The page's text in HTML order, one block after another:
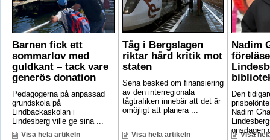
Barnen fick ett
sommarlov med
guldkant – tack vare
generös donation
Pedagogerna på anpassad
grundskola på
Lindbackaskolan i
Lindesberg ville ge sina ...
Visa hela artikeln
Tåg i Bergslagen
riktar hård kritik mot
staten
Sena besked om finansiering
av den interregionala
tågtrafiken innebär att det är
omöjligt att planera ...
Visa hela artikeln
Nadim
Den
Nadim
onsdagen
Visa